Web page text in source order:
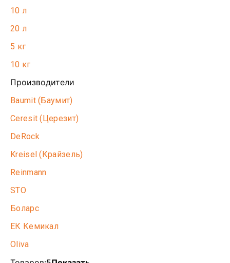
10 л
20 л
5 кг
10 кг
Производители
Baumit (Баумит)
Ceresit (Церезит)
DeRock
Kreisel (Крайзель)
Reinmann
STO
Боларс
ЕК Кемикал
Oliva